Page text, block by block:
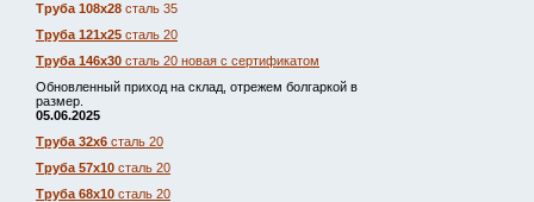
Труба 108х28 сталь 35
Труба 121х25 сталь 20
Труба 146х30 сталь 20 новая с сертификатом
Обновленный приход на склад, отрежем болгаркой в
размер.
05.06.2025
Труба 32х6 сталь 20
Труба 57х10 сталь 20
Труба 68х10 сталь 20